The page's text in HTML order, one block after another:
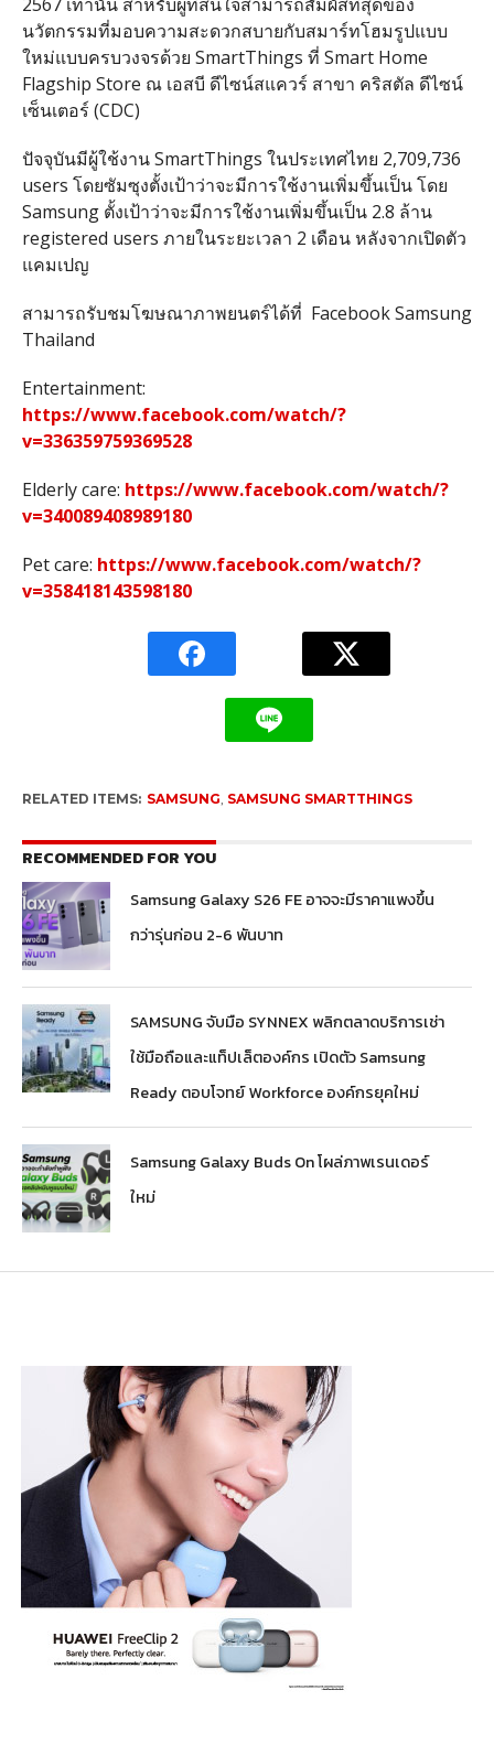
นวัตกรรมที่มอบความสะดวกสบายกับสมาร์ทโฮมรูปแบบ
ใหม่แบบครบวงจรด้วย SmartThings ที่ Smart Home
Flagship Store ณ เอสบี ดีไซน์สแควร์ สาขา คริสตัล ดีไซน์
เซ็นเตอร์ (CDC)
ปัจจุบันมีผู้ใช้งานSmartThings ในประเทศไทย 2,709,736
users โดยซัมซุงตั้งเป้าว่าจะมีการใช้งานเพิ่มขึ้นเป็น โดย
Samsung ตั้งเป้าว่าจะมีการใช้งานเพิ่มขึ้นเป็น2.8 ล้าน
registered users ภายในระยะเวลา 2 เดือน หลังจากเปิดตัว
แคมเปญ
สามารถรับชมโฆษณาภาพยนตร์ได้ที่ Facebook Samsung
Thailand
Entertainment:
https://www.facebook.com/watch/?
v=336359759369528
Elderly care: https://www.facebook.com/watch/?
v=340089408989180
Pet care: https://www.facebook.com/watch/?
v=358418143598180
RELATED ITEMS: SAMSUNG SAMSUNG SMARTTHINGS
RECOMMENDED FOR YOU
Samsung Galaxy S26 FE อาจจะมีราคาแพงขึ้น
กว่ารุ่นก่อน 2-6 พันบาท
SAMSUNG จับมือ SYNNEX พลิกตลาดบริการเช่า
ใช้มือถือและแท็ปเล็ตองค์กร เปิดตัว Samsung
Ready ตอบโจทย์ Workforce องค์กรยุคใหม่
Samsung Galaxy Buds On โผล่ภาพเรนเดอร์
ใหม่